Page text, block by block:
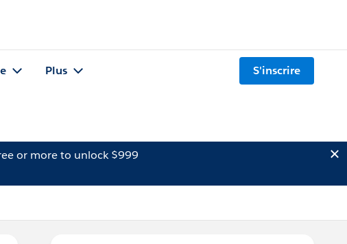
Plus S'inscrire
or more to unlock $999